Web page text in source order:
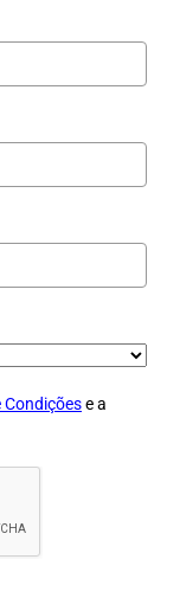
Condiçõese a